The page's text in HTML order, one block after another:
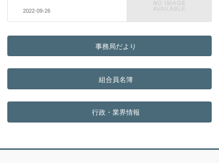
2022-09-26
事務局だより
組合員名簿
行政・業界情報